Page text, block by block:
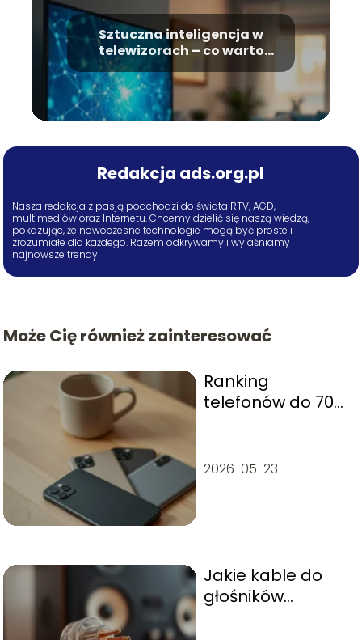
Sztuczna inteligencja w
telewizorach – co warto
Redakcja ads.org.pl
Nasza redakcja z pasją podchodzi do świata RTV, AGD,
multimediów oraz Internetu. Chcemy dzielić się naszą wiedzą,
pokazując, że nowoczesne technologie mogą być proste i
zrozumiałe dla każdego. Razem odkrywamy i wyjaśniamy
najnowsze trendy!
Może Cię również zainteresować
Ranking
telefonów do 700
2026-05-23
Jakie kable do
głośników